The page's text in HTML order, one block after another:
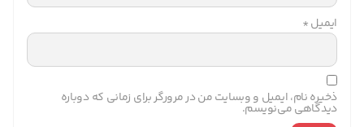
ایمیل*
ذخیره نام، ایمیل و وبسایت من در مرورگر برای زمانی که دوباره
دیدگاهی می‌نویسم.